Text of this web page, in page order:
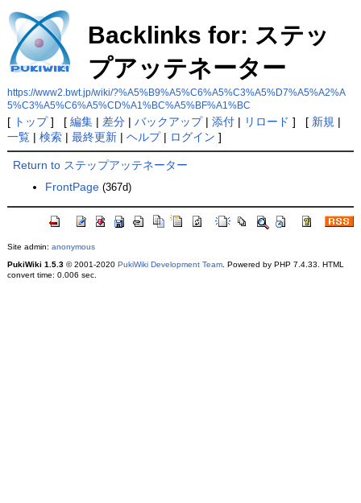
Backlinks for: ステッ
プアッテネーター
https://www2.bwt.jp/wiki/?%A5%B9%A5%C6%A5%C3%A5%D7%A5%A2%A
5%C3%A5%C6%A5%CD%A1%BC%A5%BF%A1%BC
[ トップ] [ 編集| 差分| バックアップ| 添付| リロード ] [ 新規 |
一覧| 検索| 最終更新| ヘルプ| ログイン ]
Return to ステップアッテネーター
FrontPage (367d)
Site admin: anonymous
PukiWiki 1.5.3© 2001-2020 PukiWiki Development Team. Powered by PHP 7.4.33. HTML
convert time: 0.006 sec.